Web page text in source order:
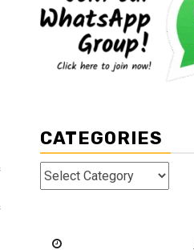
CATEGORIES
Categories